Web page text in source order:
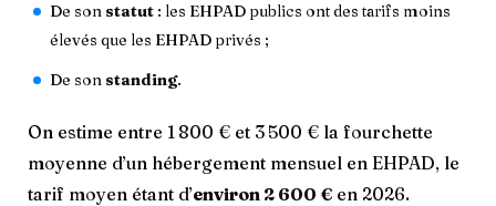
De son statut : les EHPAD publics ont des tarifs moins
élevés que les EHPAD privés ;
De son standing.
On estime entre 1 800 € et 3 500 € la fourchette
moyenne d’un hébergement mensuel en EHPAD, le
tarif moyen étant d’environ 2 600 € en 2026.